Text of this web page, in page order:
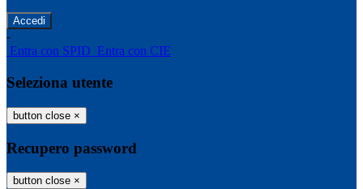
-
Entra con SPID Entra con CIE
Seleziona utente
button close ×
Recupero password
button close ×